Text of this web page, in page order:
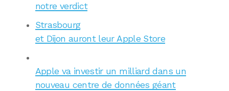
notre verdict
Strasbourg
et Dijon auront leur Apple Store
Apple va investir un milliard dans un
nouveau centre de données géant